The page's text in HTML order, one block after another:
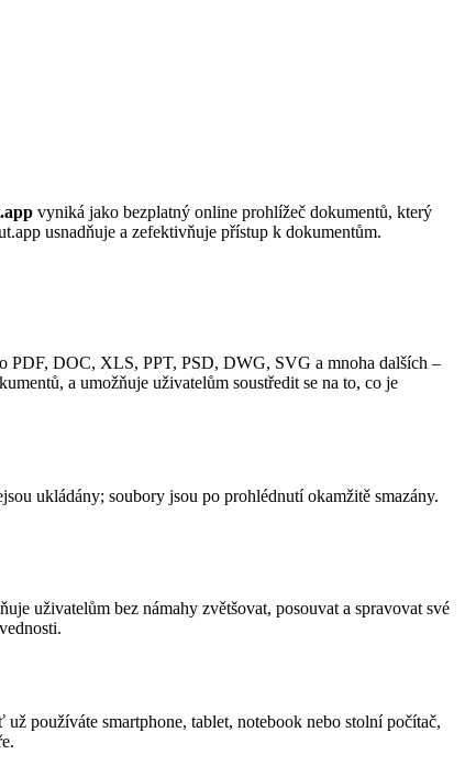
vyniká jako bezplatný online prohlížeč dokumentů, který
usnadňuje a zefektivňuje přístup k dokumentům.
PDF, DOC, XLS, PPT, PSD, DWG, SVG a mnoha dalších –
a umožňuje uživatelům soustředit se na to, co je
ukládány; soubory jsou po prohlédnutí okamžitě smazány.
uživatelům bez námahy zvětšovat, posouvat a spravovat své
používáte smartphone, tablet, notebook nebo stolní počítač,